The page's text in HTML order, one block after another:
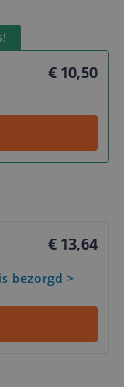
€ 10,50
€ 13,64
bezorgd >